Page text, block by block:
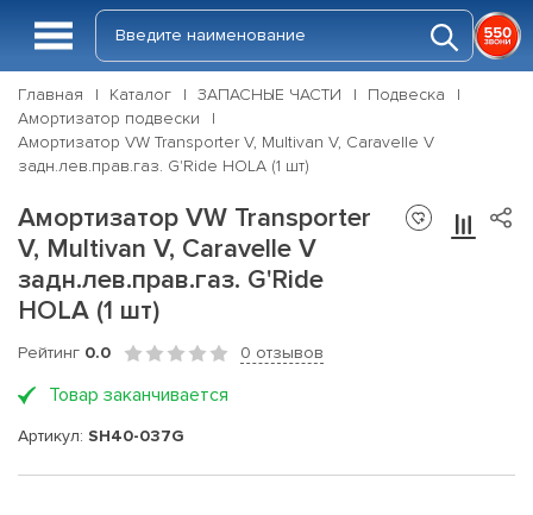
Главная Каталог ЗАПАСНЫЕ ЧАСТИ
Подвеска
Амортизатор подвески
Амортизатор VW Transporter V, Multivan V, Caravelle V
задн.лев.прав.газ. G'Ride HOLA (1 шт)
Амортизатор VW Transporter
V, Multivan V, Caravelle V
задн.лев.прав.газ. G'Ride
HOLA (1 шт)
Рейтинг 0.0 0 отзывов
Товар заканчивается
Артикул: SH40-037G